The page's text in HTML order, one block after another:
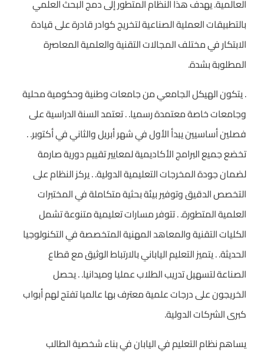
العالمية. يهدف هذا النظام المتطور إلى دمج البحث العلمي
بالتطبيقات العملية الصناعية لتخريج كوادر قادرة على قيادة
الابتكار في مختلف المجالات التقنية والعلمية المعاصرة
المطلوبة بشدة.
. يتكون الهيكل الجامعي من جامعات وطنية وحكومية محلية
وجامعات خاصة معتمدة رسميا. . تعتمد السنة الدراسية على
فصلين أساسيين يبدأ الأول في شهر أبريل والثاني في أكتوبر. .
تخضع جميع البرامج الأكاديمية لمعايير تقييم دورية صارمة
لضمان جودة المخرجات التعليمية الدولية. . يركز النظام على
التخصص الدقيق وتوفير بيئة بحثية متكاملة في المختبرات
العلمية المتطورة. . تتوفر مسارات تعليمية متنوعة تشمل
الكليات التقنية والمعاهد المهنية المتخصصة في التكنولوجيا
الحديثة. . يتميز التعليم الياباني بالارتباط الوثيق مع قطاع
الصناعة لتسهيل تدريب الطلاب عمليا وميدانيا. . يحصل
الخريجون على درجات علمية معترف بها عالميا تفتح لهم أبواب
كبرى الشركات الدولية.
يساهم نظام التعليم في اليابان في بناء شخصية الطالب